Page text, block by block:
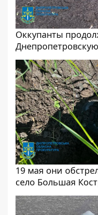
Оккупанты
19 мая они
село Большая